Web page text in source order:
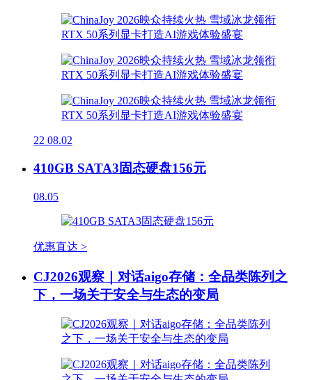
22 08.02
410GB SATA3固态硬盘156元
08.05
优惠直达 >
CJ2026观察｜对话aigo存储：全品类陈列之
下，一场关于安全与生态的变局